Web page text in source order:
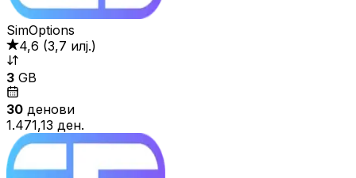
SimOptions
4,6 (3,7 илј.)
3 GB
30 денови
1.471,13 ден.